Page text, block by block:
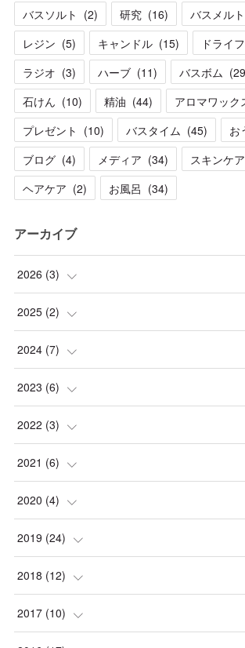
バスソルト (2) 研究 (16) バスメルト
レジン (5) キャンドル (15) ドライ
ラジオ (3) ハーブ (11) バスボム (
石けん (10) 精油 (44) アロマワック
プレゼント (10) バスタイム (45) お
ブログ (4) メディア (34) スキンケア
ヘアケア (2) お風呂 (34)
アーカイブ
2026 (3)
(1
(1
(1
2025 (2)
(1
(1
2024 (7)
(1
(2
(1
(1
1)
2023 (6)
(1
(1
(2
( 1)
1)
2022 (3)
(1
(1
(1)
2021 (6)
(2
(2)
(1)
( 1)
2020 (4)
(1)
(1)
(1)
(1)
2019 (24)
(1)
(3)
2018 (12)
(2)
2017 (10)